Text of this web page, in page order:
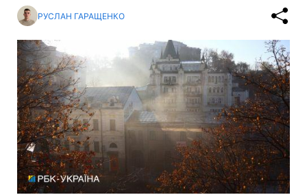
РУСЛАН ГАРАЩЕНКО